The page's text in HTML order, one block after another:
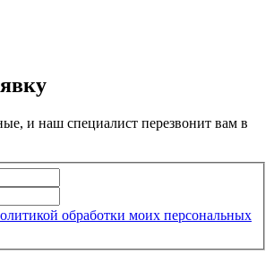
и наш специалист перезвонит вам в
обработки моих персональных